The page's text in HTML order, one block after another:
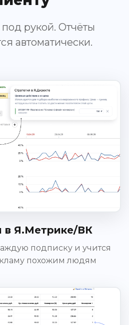
рукой. Отчёты
автоматически.
в Я.Метрике/ВК
подписку и учится
похожим людям